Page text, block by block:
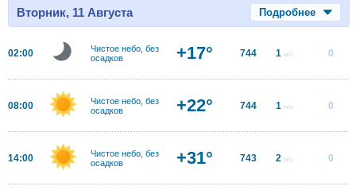
Вторник, 11 Августа Подробнее
02:00
Чистое небо, без
осадков
+17° 744 1 м/с 0
08:00
Чистое небо, без
осадков
+22° 744 1 м/с 0
14:00
Чистое небо, без
осадков
+31° 743 2 м/с 0